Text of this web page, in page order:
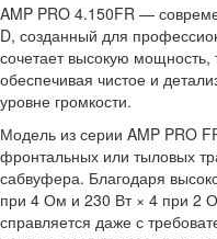
AMP PRO 4.150FR —
D, созданный для
сочетает высокую мощность,
обеспечивая чистое и
уровне громкости.
Модель из серии AMP PRO
фронтальных или тыловых
сабвуфера. Благодаря
при 4 Ом и 230 Вт × 4 при 2
справляется даже с